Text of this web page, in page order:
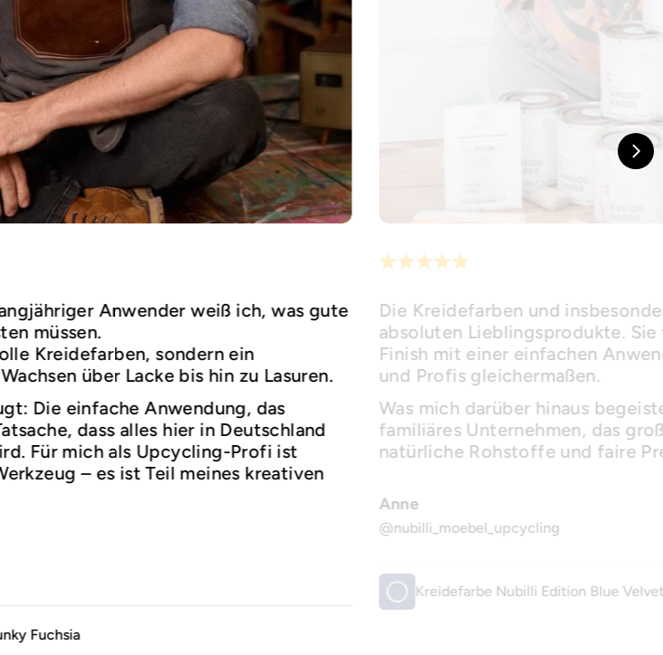
Anwender weiß ich, was gute
müssen.
Kreidefarben, sondern ein
über Lacke bis hin zu Lasuren.
Die einfache Anwendung, das
dass alles hier in Deutschland
Für mich als Upcycling-Profi ist
– es ist Teil meines kreativen
Fuchsia
Die Kreidefarben und
absoluten Lieblingsprodukte.
Finish mit einer einfachen
und Profis gleichermaßen.
Was mich darüber hinaus
familiäres Unternehmen, das
natürliche Rohstoffe und faire
Anne
@nubilli_moebel_upcycling
Kreidefarbe Nubilli Edition Blue